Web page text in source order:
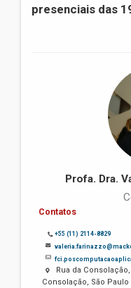
presenciais das
Profa. Dra.
Contatos
+55 (11) 2114-8829
Rua da
Consolação, São Paulo